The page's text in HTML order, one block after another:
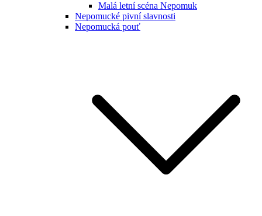
Malá letní scéna Nepomuk
Nepomucké pivní slavnosti
Nepomucká pouť